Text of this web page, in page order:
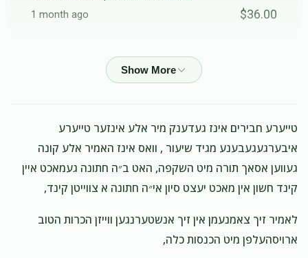
1 month ago
$36.00
Hershe Mittelmanשמואל שאול מיטטעלמאן
Chesky Goldbergerתלמידי ע״ג
1 month ago
$50.00
טוב
טייערע חבירים אינז געדענק מיר אלע אינזער טייערע
איבערגעגעבענע מגיד שיעור , וואס אינז האמיר אלע קונה
געווען אסאך תורה מיט השקפה, האט ב״ה חתונה געמאכט איין
קינד חשון אין מאכט יעצט סיון אי״ה חתונה א צווייטן קינד,
לאמיר זיך צאמנעמן אין זיך אנשטערנגען ווייזן הכרות הטוב
ארויסהעלפן מיט הכנסות כלה,